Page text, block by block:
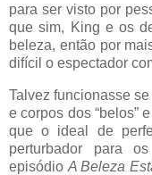
para ser visto por
que sim, King e os
beleza, então por
difícil o espectador
Talvez funcionasse
e corpos dos “belos”
que o ideal de
perturbador para
episódio A Beleza